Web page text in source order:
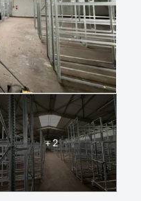
+ 2